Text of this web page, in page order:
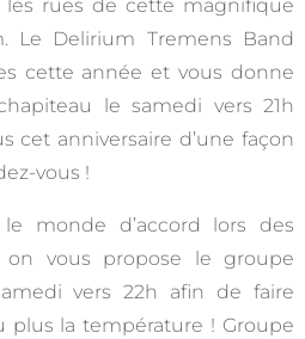
les rues de cette magnifique
Le Delirium Tremens Band
cette année et vous donne
le samedi vers 21h
cet anniversaire d’une façon
vous !
monde d’accord lors des
on vous propose le groupe
vers 22h afin de faire
la température ! Groupe